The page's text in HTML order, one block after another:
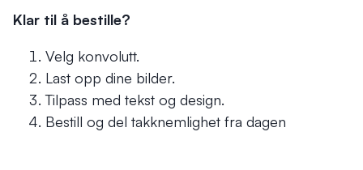
Klar til å bestille?
Velg konvolutt.
Last opp dine bilder.
Tilpass med tekst og design.
Bestill og del takknemlighet fra dagen